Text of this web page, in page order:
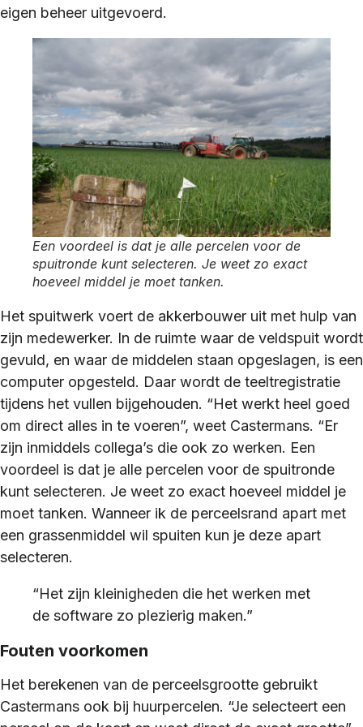
eigen beheer uitgevoerd.
Een voordeel is dat je alle percelen voor de
spuitronde kunt selecteren. Je weet zo exact
hoeveel middel je moet tanken.
Het spuitwerk voert de akkerbouwer uit met hulp van
zijn medewerker. In de ruimte waar de veldspuit wordt
gevuld, en waar de middelen staan opgeslagen, is een
computer opgesteld. Daar wordt de teeltregistratie
tijdens het vullen bijgehouden. “Het werkt heel goed
om direct alles in te voeren”, weet Castermans. “Er
zijn inmiddels collega’s die ook zo werken. Een
voordeel is dat je alle percelen voor de spuitronde
kunt selecteren. Je weet zo exact hoeveel middel je
moet tanken. Wanneer ik de perceelsrand apart met
een grassenmiddel wil spuiten kun je deze apart
selecteren.
“Het zijn kleinigheden die het werken met
de software zo plezierig maken.”
Fouten voorkomen
Het berekenen van de perceelsgrootte gebruikt
Castermans ook bij huurpercelen. “Je selecteert een